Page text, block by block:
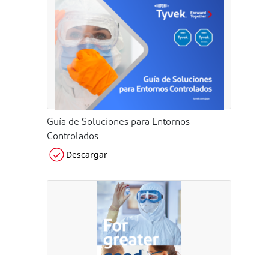
Guía de Soluciones para Entornos
Controlados
Descargar